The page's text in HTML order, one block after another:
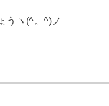
うヽ(^。^)ノ